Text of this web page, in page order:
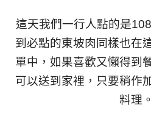
這天我們一行人點的是
到必點的東坡肉同樣也在
單中，如果喜歡又懶得到
可以送到家裡，只要稍作
料理。